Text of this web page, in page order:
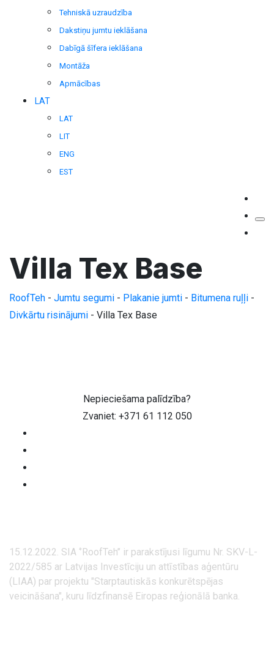
Tehniskā uzraudzība
Dakstiņu jumtu ieklāšana
Dabīgā šīfera ieklāšana
Montāža
Apmācības
LAT
LAT
LIT
ENG
EST
Villa Tex Base
RoofTeh - Jumtu segumi - Plakanie jumti - Bitumena ruļļi -
Divkārtu risinājumi - Villa Tex Base
Nepieciešama palīdzība?
Zvaniet: +371 61 112 050
15.12.2022. SIA ‘’RoofTeh’’ ir parakstījusi līgumu Nr. SKV-L-
2022/585 ar Latvijas Investīciju un attīstības aģentūru
(LIAA) par projektu "Starptautiskās konkurētspējas
veicināšana", kuru līdzfinansē Eiropas reģionālā banka.